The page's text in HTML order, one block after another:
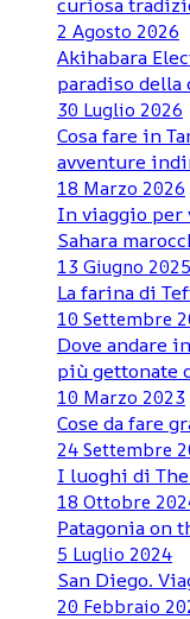
2 Agosto 2026
Akihabara
paradiso
30 Luglio 2026
Cosa fare in
avventure
18 Marzo 2026
In viaggio per
Sahara
13 Giugno 2025
La farina di
10 Settembre
Dove andare
più gettonate
10 Marzo 2023
Cose da fare
24 Settembre
I luoghi di
18 Ottobre
Patagonia on
5 Luglio 2024
San Diego.
20 Febbraio